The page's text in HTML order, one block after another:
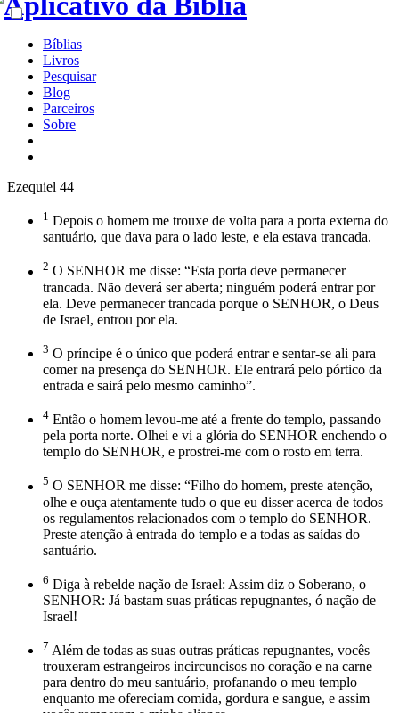
Bíblias
Livros
Pesquisar
Blog
Parceiros
Sobre
Ezequiel 44
1 Depois o homem me trouxe de volta para a porta externa do
santuário, que dava para o lado leste, e ela estava trancada.
2 O SENHOR me disse: “Esta porta deve permanecer
trancada. Não deverá ser aberta; ninguém poderá entrar por
ela. Deve permanecer trancada porque o SENHOR, o Deus
de Israel, entrou por ela.
3 O príncipe é o único que poderá entrar e sentar-se ali para
comer na presença do SENHOR. Ele entrará pelo pórtico da
entrada e sairá pelo mesmo caminho”.
4 Então o homem levou-me até a frente do templo, passando
pela porta norte. Olhei e vi a glória do SENHOR enchendo o
templo do SENHOR, e prostrei-me com o rosto em terra.
5 O SENHOR me disse: “Filho do homem, preste atenção,
olhe e ouça atentamente tudo o que eu disser acerca de todos
os regulamentos relacionados com o templo do SENHOR.
Preste atenção à entrada do templo e a todas as saídas do
santuário.
6 Diga à rebelde nação de Israel: Assim diz o Soberano, o
SENHOR: Já bastam suas práticas repugnantes, ó nação de
Israel!
7 Além de todas as suas outras práticas repugnantes, vocês
trouxeram estrangeiros incircuncisos no coração e na carne
para dentro do meu santuário, profanando o meu templo
enquanto me ofereciam comida, gordura e sangue, e assim